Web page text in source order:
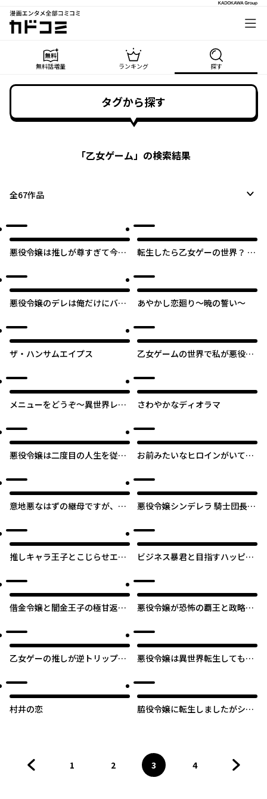
漫画エンタメ全部コミコミ
カドコミ
無料話増量 ランキング 探す
タグから探す
「乙女ゲーム」の検索結果
全67作品
悪役令嬢は推しが尊すぎて今日
転生したら乙女ゲーの世界？ い
でそういうのは結構です。
悪役令嬢のデレは俺だけにバレ
あやかし恋廻り～暁の誓い～
ザ・ハンサムエイプス
乙女ゲームの世界で私が悪役令
メニューをどうぞ～異世界レス
さわやかなディオラマ
悪役令嬢は二度目の人生を従者
お前みたいなヒロインがいてた
意地悪なはずの継母ですが、家
ジーコミック
悪役令嬢シンデレラ 騎士団長の
きれませんわ！！
推しキャラ王子とこじらせエッ
～
ビジネス暴君と目指すハッピー
推しアイドルと婚約!? もうただ
のファンじゃいられません～
借金令嬢と闇金王子の極甘返済
悪役令嬢が恐怖の覇王と政略結
乙女ゲーの推しが逆トリップし
悪役令嬢は異世界転生しても乙
趣味を隠していた俺がどうして
巻き込まれているのだろう？
村井の恋
脇役令嬢に転生しましたがシナ
1
2
ページ
3
へ
4